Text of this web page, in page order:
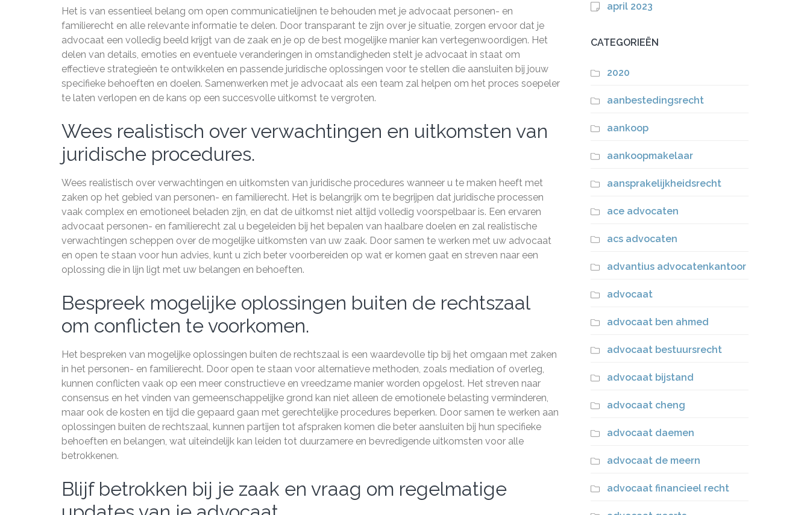
Het is van essentieel belang om open communicatielijnen te behouden met je advocaat personen- en
familierecht en alle relevante informatie te delen. Door transparant te zijn over je situatie, zorgen ervoor dat je
advocaat een volledig beeld krijgt van de zaak en je op de best mogelijke manier kan vertegenwoordigen. Het
delen van details, emoties en eventuele veranderingen in omstandigheden stelt je advocaat in staat om
effectieve strategieën te ontwikkelen en passende juridische oplossingen voor te stellen die aansluiten bij jouw
specifieke behoeften en doelen. Samenwerken met je advocaat als een team zal helpen om het proces soepeler
te laten verlopen en de kans op een succesvolle uitkomst te vergroten.
Wees realistisch over verwachtingen en uitkomsten van
juridische procedures.
Wees realistisch over verwachtingen en uitkomsten van juridische procedures wanneer u te maken heeft met
zaken op het gebied van personen- en familierecht. Het is belangrijk om te begrijpen dat juridische processen
vaak complex en emotioneel beladen zijn, en dat de uitkomst niet altijd volledig voorspelbaar is. Een ervaren
advocaat personen- en familierecht zal u begeleiden bij het bepalen van haalbare doelen en zal realistische
verwachtingen scheppen over de mogelijke uitkomsten van uw zaak. Door samen te werken met uw advocaat
en open te staan voor hun advies, kunt u zich beter voorbereiden op wat er komen gaat en streven naar een
oplossing die in lijn ligt met uw belangen en behoeften.
Bespreek mogelijke oplossingen buiten de rechtszaal
om conflicten te voorkomen.
Het bespreken van mogelijke oplossingen buiten de rechtszaal is een waardevolle tip bij het omgaan met zaken
in het personen- en familierecht. Door open te staan voor alternatieve methoden, zoals mediation of overleg,
kunnen conflicten vaak op een meer constructieve en vreedzame manier worden opgelost. Het streven naar
consensus en het vinden van gemeenschappelijke grond kan niet alleen de emotionele belasting verminderen,
maar ook de kosten en tijd die gepaard gaan met gerechtelijke procedures beperken. Door samen te werken aan
oplossingen buiten de rechtszaal, kunnen partijen tot afspraken komen die beter aansluiten bij hun specifieke
behoeften en belangen, wat uiteindelijk kan leiden tot duurzamere en bevredigende uitkomsten voor alle
betrokkenen.
Blijf betrokken bij je zaak en vraag om regelmatige
april 2023
CATEGORIEËN
2020
aanbestedingsrecht
aankoop
aankoopmakelaar
aansprakelijkheidsrecht
ace advocaten
acs advocaten
advantius advocatenkantoor
advocaat
advocaat ben ahmed
advocaat bestuursrecht
advocaat bijstand
advocaat cheng
advocaat daemen
advocaat de meern
advocaat financieel recht